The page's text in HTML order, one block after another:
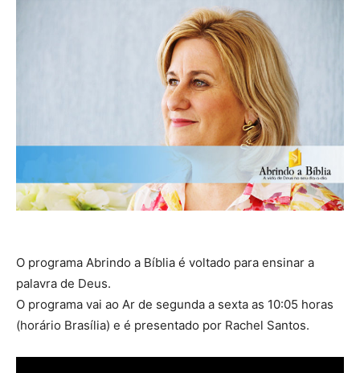
O programa Abrindo a Bíblia é voltado para ensinar a
palavra de Deus.
O programa vai ao Ar de segunda a sexta as 10:05 horas
(horário Brasília) e é presentado por Rachel Santos.